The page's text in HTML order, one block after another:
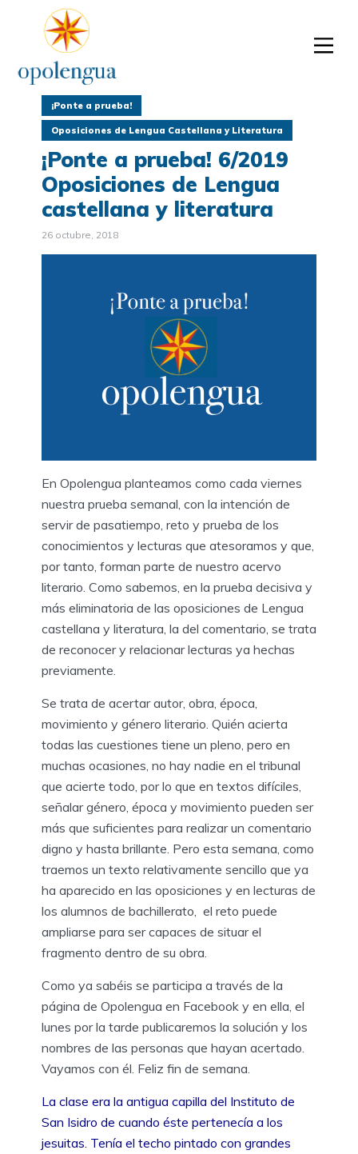
¡Ponte a prueba!
Oposiciones de Lengua Castellana y Literatura
¡Ponte a prueba! 6/2019
Oposiciones de Lengua
castellana y literatura
26 octubre, 2018
En Opolengua planteamos como cada viernes
nuestra prueba semanal, con la intención de
servir de pasatiempo, reto y prueba de los
conocimientos y lecturas que atesoramos y que,
por tanto, forman parte de nuestro acervo
literario. Como sabemos, en la prueba decisiva y
más eliminatoria de las oposiciones de Lengua
castellana y literatura, la del comentario, se trata
de reconocer y relacionar lecturas ya hechas
previamente.
Se trata de acertar autor, obra, época,
movimiento y género literario. Quién acierta
todas las cuestiones tiene un pleno, pero en
muchas ocasiones, no hay nadie en el tribunal
que acierte todo, por lo que en textos difíciles,
señalar género, época y movimiento pueden ser
más que suficientes para realizar un comentario
digno y hasta brillante. Pero esta semana, como
traemos un texto relativamente sencillo que ya
ha aparecido en las oposiciones y en lecturas de
los alumnos de bachillerato, el reto puede
ampliarse para ser capaces de situar el
fragmento dentro de su obra.
Como ya sabéis se participa a través de la
página de Opolengua en Facebook y en ella, el
lunes por la tarde publicaremos la solución y los
nombres de las personas que hayan acertado.
Vayamos con él. Feliz fin de semana.
La clase era la antigua capilla del Instituto de
San Isidro de cuando éste pertenecía a los
jesuitas. Tenía el techo pintado con grandes